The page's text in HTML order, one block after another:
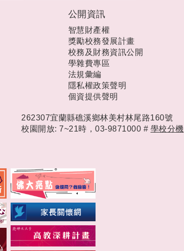
公開資訊
智慧財產權
獎勵校務發展計畫
校務及財務資訊公開
學雜費專區
法規彙編
隱私權政策聲明
個資提供聲明
262307宜蘭縣礁溪鄉林美村林尾路160號
校園開放: 7~21時，03-9871000 # 學校分機